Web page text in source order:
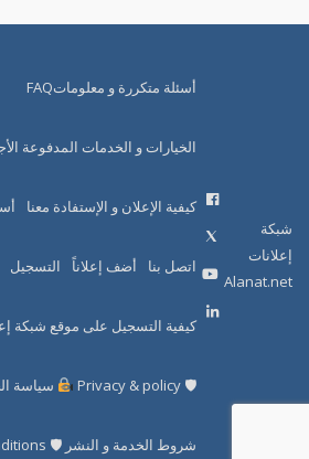
شبكة
إعلانات
Alanat.net
أسئلة متكررة و معلوماتFAQ
الخيارات و الخدمات المدفوعة
كيفية الإعلان و الإستفادة معنا
اتصل بنا أضف إعلاناً التسجيل
كيفية التسجيل على موقع شبكة
🛡 Privacy & policy سياسة
شروط الخدمة و النشر 🛡 Terms and conditions